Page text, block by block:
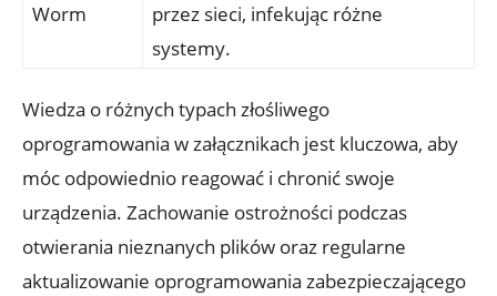
Worm
przez sieci, infekując różne
systemy.
Wiedza o różnych typach złośliwego
oprogramowania w załącznikach jest kluczowa, aby
móc odpowiednio reagować i chronić swoje
urządzenia. Zachowanie ostrożności podczas
otwierania nieznanych plików oraz regularne
aktualizowanie oprogramowania zabezpieczającego